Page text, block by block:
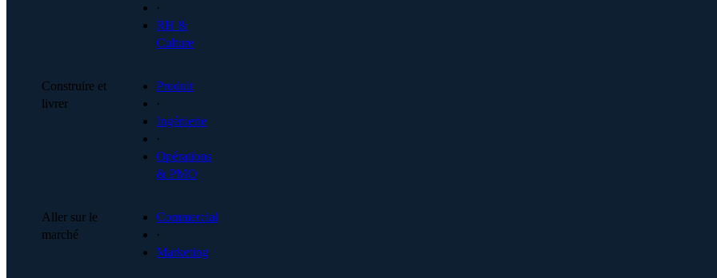
·
RH &
Culture
Construire et
livrer
Produit
·
Ingénierie
·
Opérations
& PMO
Aller sur le
marché
Commercial
·
Marketing